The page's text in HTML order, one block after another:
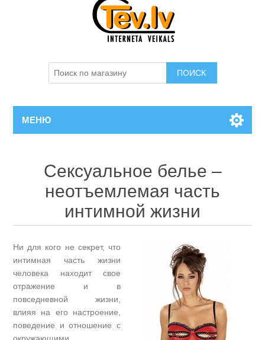
ПОИСК
МЕНЮ
Сексуальное белье –
неотъемлемая часть
интимной жизни
Ни для кого не секрет, что
интимная часть жизни
человека находит свое
отражение и в
повседневной жизни,
влияя на его настроение,
поведение и отношение с